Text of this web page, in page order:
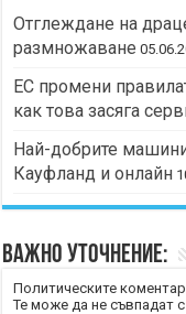
Отглеждане на
размножаване
ЕС промени
как това засяга
Най-добрите
Кауфланд и онлайн
Важно уточнение:
Политическите
Те може да не съвпадат с